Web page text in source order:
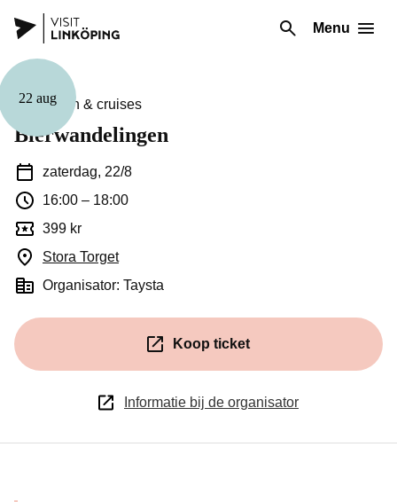
Menu
22 aug
Guidingen & cruises
Bierwandelingen
zaterdag, 22/8
16:00 – 18:00
399 kr
Stora Torget(Opent in een nieuw venster)
Organisator: Taysta
Koop ticket
(Opent in een nieuw venster)
Informatie bij de organisator